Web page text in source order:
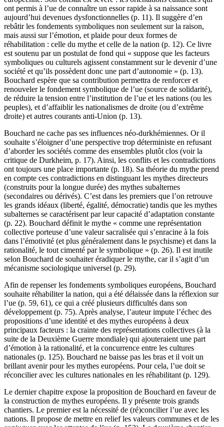
ont permis à l’ue de connaître un essor rapide à sa naissance sont
aujourd’hui devenues dysfonctionnelles (p. 11). Il suggère d’en
rebâtir les fondements symboliques non seulement sur la raison,
mais aussi sur l’émotion, et plaide pour deux formes de
réhabilitation : celle du mythe et celle de la nation (p. 12). Ce livre
est soutenu par un postulat de fond qui « suppose que les facteurs
symboliques ou culturels agissent constamment sur le devenir d’une
société et qu’ils possèdent donc une part d’autonomie » (p. 13).
Bouchard espère que sa contribution permettra de renforcer et
renouveler le fondement symbolique de l’ue (source de solidarité),
de réduire la tension entre l’institution de l’ue et les nations (ou les
peuples), et d’affaiblir les nationalismes de droite (ou d’extrême
droite) et autres courants anti-Union (p. 13).
Bouchard ne cache pas ses influences néo-durkhémiennes. Or il
souhaite s’éloigner d’une perspective trop déterministe en refusant
d’aborder les sociétés comme des ensembles plutôt clos (voir la
critique de Durkheim, p. 17). Ainsi, les conflits et les contradictions
ont toujours une place importante (p. 18). Sa théorie du mythe prend
en compte ces contradictions en distinguant les mythes directeurs
(construits pour la longue durée) des mythes subalternes
(secondaires ou dérivés). C’est dans les premiers que l’on retrouve
les grands idéaux (liberté, égalité, démocratie) tandis que les mythes
subalternes se caractérisent par leur capacité d’adaptation constante
(p. 22). Bouchard définit le mythe « comme une représentation
collective porteuse d’une valeur sacralisée qui s’enracine à la fois
dans l’émotivité (et plus généralement dans le psychisme) et dans la
rationalité, le tout cimenté par le symbolique » (p. 26). Il est inutile
selon Bouchard de souhaiter éradiquer le mythe, car il s’agit d’un
mécanisme sociologique universel (p. 29).
Afin de repenser les fondements symboliques européens, Bouchard
souhaite réhabiliter la nation, qui a été délaissée dans la réflexion sur
l’ue (p. 59, 61), ce qui a créé plusieurs difficultés dans son
développement (p. 75). Après analyse, l’auteur impute l’échec des
propositions d’une identité et des mythes européens à deux
principaux facteurs : la crainte des représentations collectives (à la
suite de la Deuxième Guerre mondiale) qui ajouteraient une part
d’émotion à la rationalité, et la concurrence entre les cultures
nationales (p. 125). Bouchard ne baisse pas les bras et il voit un
brillant avenir pour les mythes européens. Pour cela, l’ue doit se
réconcilier avec les cultures nationales en les réhabilitant (p. 129).
Le dernier chapitre expose la proposition de Bouchard en faveur de
la construction de mythes européens. Il y présente trois grands
chantiers. Le premier est la nécessité de (ré)concilier l’ue avec les
nations. Il propose de mettre en relief les valeurs communes et de les